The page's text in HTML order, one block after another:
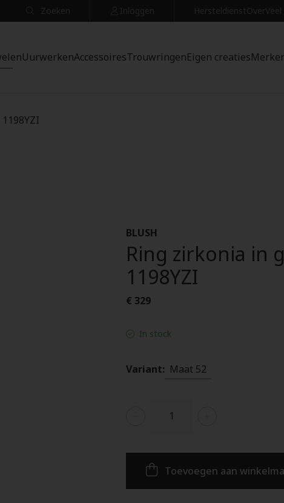
Zoeken Inloggen HersteldienstOver
UurwerkenAccessoiresTrouwringenEigen creaties
BLUSH
Ring zirkonia in
1198YZI
€ 329
In stock
Variant: Maat 52
Toevoegen aan